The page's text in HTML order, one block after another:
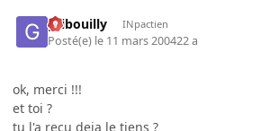
gribouilly INpactien
Posté(e) le 11 mars 200422 a
ok, merci !!!
et toi ?
tu l'a recu deja le tiens ?